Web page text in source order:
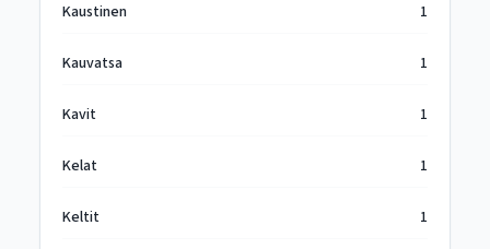
Kaustinen 1
Kauvatsa 1
Kavit 1
Kelat 1
Keltit 1